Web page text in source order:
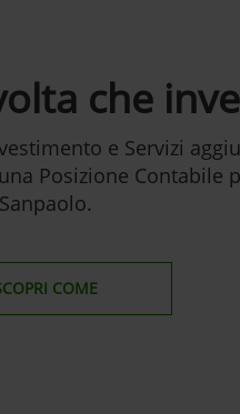
che
e Servizi
Posizione Contabile
Sanpaolo.
COME